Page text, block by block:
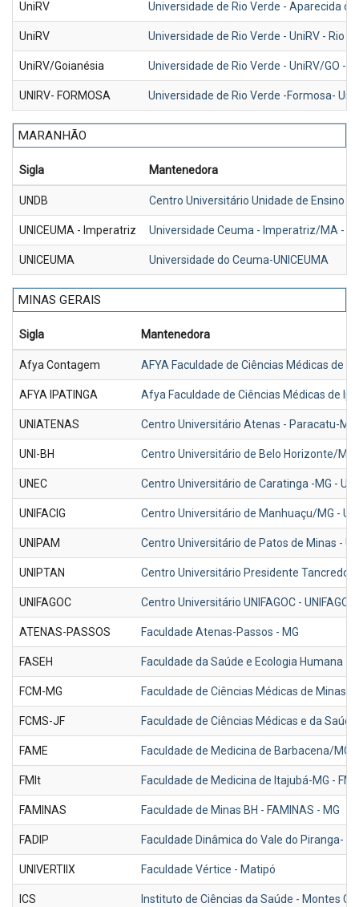
UniRV Universidade de Rio Verde - Aparecida de
UniRV Universidade de Rio Verde - UniRV - Rio
UniRV/Goianésia Universidade de Rio Verde - UniRV/GO -
UNIRV- FORMOSA Universidade de Rio Verde -Formosa-
MARANHÃO
Sigla Mantenedora
UNDB Centro Universitário Unidade de Ensino
UNICEUMA - Imperatriz Universidade Ceuma - Imperatriz/MA -
UNICEUMA Universidade do Ceuma-UNICEUMA
MINAS GERAIS
Sigla Mantenedora
Afya Contagem AFYA Faculdade de Ciências Médicas de
AFYA IPATINGA Afya Faculdade de Ciências Médicas de
UNIATENAS Centro Universitário Atenas - Paracatu-MG
UNI-BH Centro Universitário de Belo Horizonte/MG
UNEC Centro Universitário de Caratinga -MG -
UNIFACIG Centro Universitário de Manhuaçu/MG -
UNIPAM Centro Universitário de Patos de Minas -
UNIPTAN Centro Universitário Presidente Tancredo
UNIFAGOC Centro Universitário UNIFAGOC -
ATENAS-PASSOS Faculdade Atenas-Passos - MG
FASEH Faculdade da Saúde e Ecologia Humana -
FCM-MG Faculdade de Ciências Médicas de Minas
FCMS-JF Faculdade de Ciências Médicas e da
FAME Faculdade de Medicina de Barbacena/MG -
FMIt Faculdade de Medicina de Itajubá-MG - FMIt
FAMINAS Faculdade de Minas BH - FAMINAS - MG
FADIP Faculdade Dinâmica do Vale do Piranga-
UNIVERTIIX Faculdade Vértice - Matipó
ICS Instituto de Ciências da Saúde - Montes